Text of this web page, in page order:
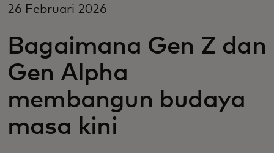
Untuk inovator
Berita dan tren
26 Februari 2026
Bagaimana Gen Z dan
Gen Alpha
membangun budaya
masa kini